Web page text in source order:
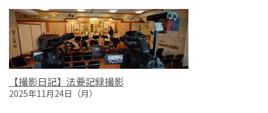
【撮影日記】法要記録撮影
2025年11月24日（月）